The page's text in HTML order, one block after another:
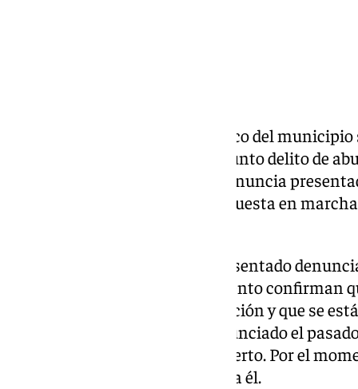
Un profesor de un colegio público del
siendo investigado por un presunto delito de
investigación se abrió tras la denuncia
Guardia Civil, lo que motivó la puesta en
Un total de 26 familias han presentado
Fuentes cercanas al procedimiento confirman
actualmente en fase de instrucción y que se
diligencias. El maestro fue denunciado el
el proceso judicial continúa abierto. Por el
ninguna medida cautelar contra él.